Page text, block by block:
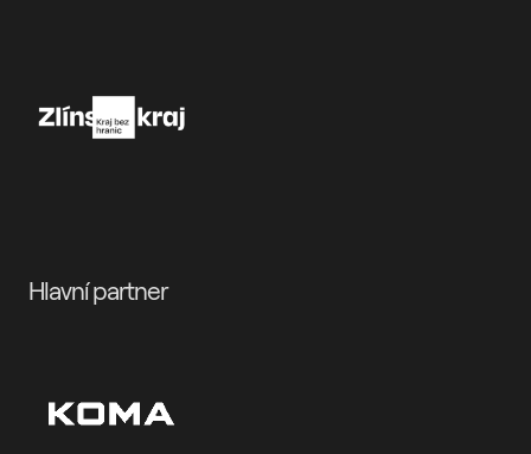
Hlavní partner